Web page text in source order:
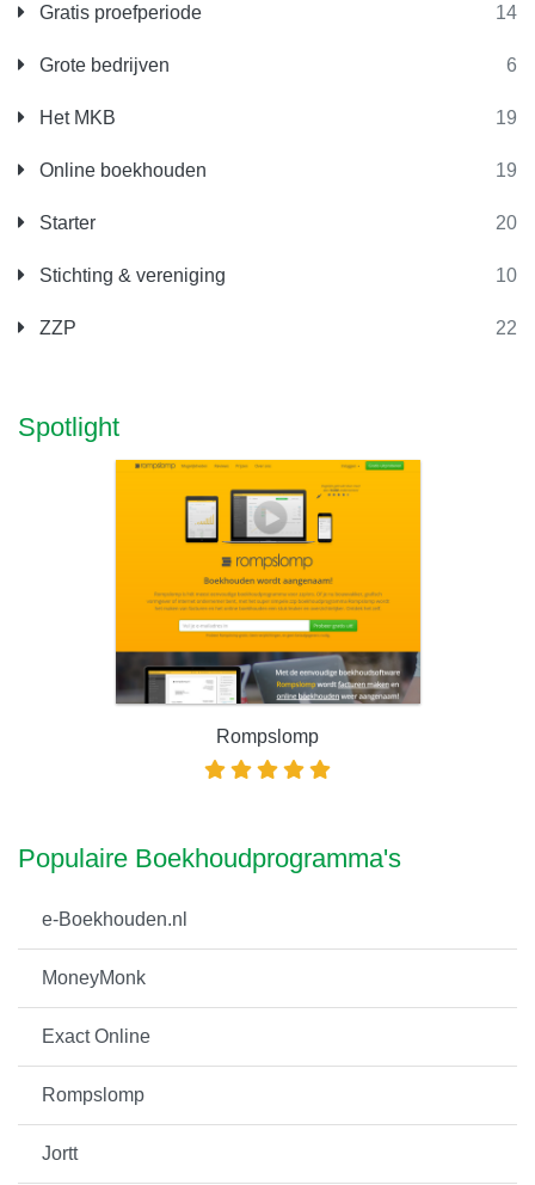
Gratis proefperiode 14
Grote bedrijven 6
Het MKB 19
Online boekhouden 19
Starter 20
Stichting & vereniging 10
ZZP 22
Spotlight
Rompslomp
Populaire Boekhoudprogramma's
e-Boekhouden.nl
MoneyMonk
Exact Online
Rompslomp
Jortt